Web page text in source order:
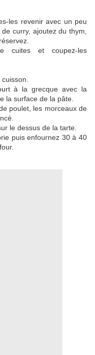
les revenir avec un peu
curry, ajoutez du thym,
cuites et coupez-les
à la grecque avec la
la surface de la pâte.
poulet, les morceaux de
le dessus de la tarte.
puis enfournez 30 à 40